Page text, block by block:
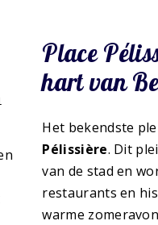
Place
hart van
Het bekendste
Pélissière. Dit
van de stad en
restaurants en
warme